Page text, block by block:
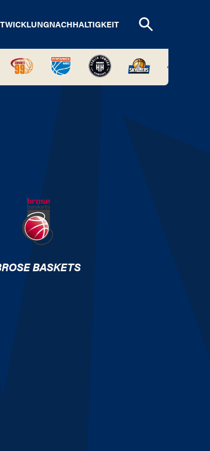
NACHHALTIGKEIT
BASKETS